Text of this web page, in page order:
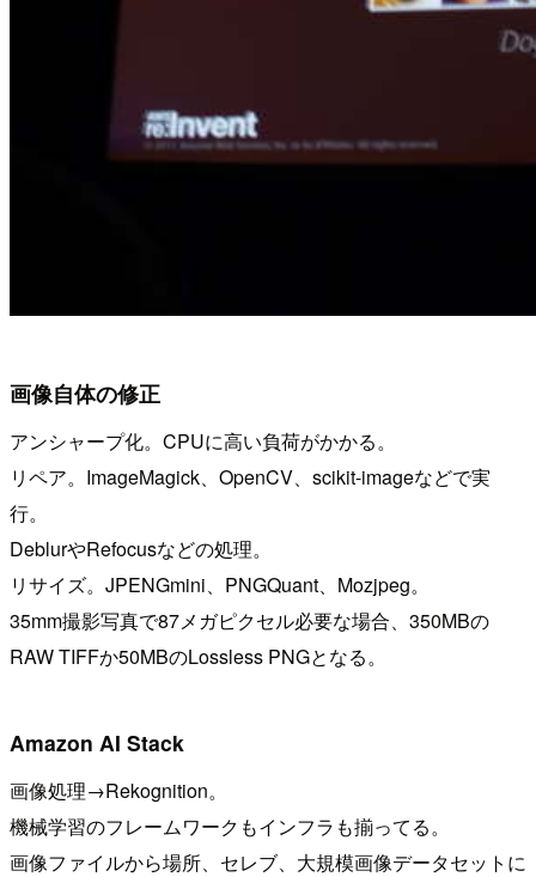
画像自体の修正
アンシャープ化。CPUに高い負荷がかかる。
リペア。ImageMagick、OpenCV、scikit-imageなどで実
行。
DeblurやRefocusなどの処理。
リサイズ。JPENGmini、PNGQuant、Mozjpeg。
35mm撮影写真で87メガピクセル必要な場合、350MBの
RAW TIFFか50MBのLossless PNGとなる。
Amazon AI Stack
画像処理→Rekognition。
機械学習のフレームワークもインフラも揃ってる。
画像ファイルから場所、セレブ、大規模画像データセットに